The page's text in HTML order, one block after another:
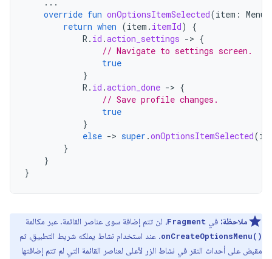
override fun onOptionsItemSelected(item :
return when (item . itemId)
{
R . id .action_settings -> {
// Navigate to settings screen.
true
}
R . id .action_done -> {
// Save profile changes.
true
}
else -> super .onOptionsItemSelected(
}
}
}
ملاحظة: في Fragment، لن تتم إضافة سوى عناصر القائمة. عبر مكالمة
onCreateOptionsMenu(). عند استخدام نشاط يملكه شريط التطبيق، ثم
مقبض على أحداث النقر في نشاط الزر لأعلى لعناصر القائمة التي لم تتم إضافتها